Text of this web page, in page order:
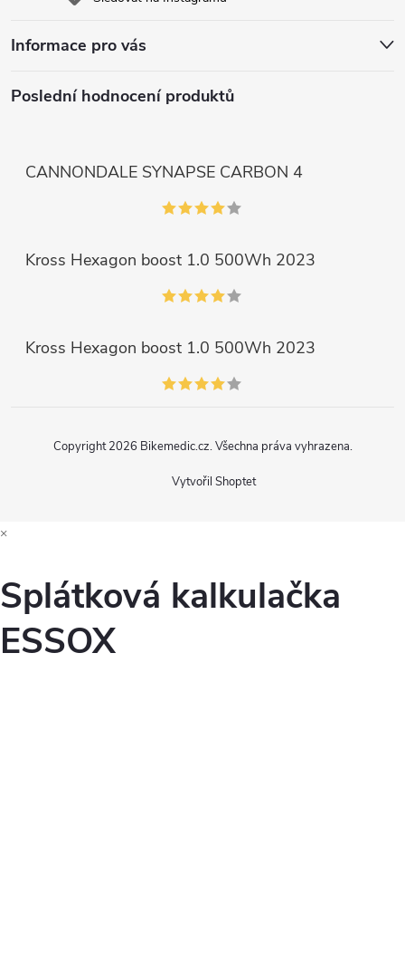
Informace pro vás
Poslední hodnocení produktů
CANNONDALE SYNAPSE CARBON 4
Kross Hexagon boost 1.0 500Wh 2023
Kross Hexagon boost 1.0 500Wh 2023
Vytvořil Shoptet
Copyright 2026 Bikemedic.cz. Všechna práva vyhrazena.
×
Splátková kalkulačka
ESSOX